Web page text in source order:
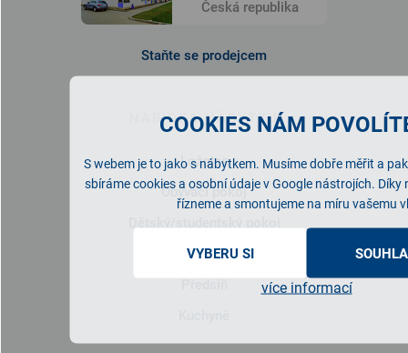
COOKIES NÁM
S webem je to jako s nábytkem. Musíme dobře měřit a
sbíráme cookies a osobní údaje v Google nástrojích. Díky
řízneme a smontujeme na míru vašemu
VYBERU SI
více informací
Česká republika
Staňte se prodejcem
NABÍDKA NÁBYTKU
Ložnice
Obývací pokoj
Pracovna